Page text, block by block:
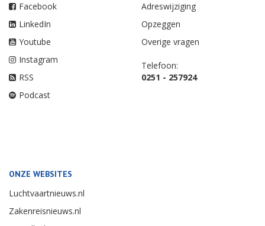
Facebook
LinkedIn
Youtube
Instagram
RSS
Podcast
Adreswijziging
Opzeggen
Overige vragen
Telefoon:
0251 - 257924
ONZE WEBSITES
Luchtvaartnieuws.nl
Zakenreisnieuws.nl